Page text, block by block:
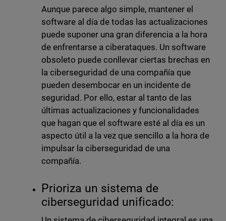
Aunque parece algo simple, mantener el
software al día de todas las actualizaciones
puede suponer una gran diferencia a la hora
de enfrentarse a ciberataques. Un software
obsoleto puede conllevar ciertas brechas en
la ciberseguridad de una compañía que
pueden desembocar en un incidente de
seguridad. Por ello, estar al tanto de las
últimas actualizaciones y funcionalidades
que hagan que el software esté al día es un
aspecto útil a la vez que sencillo a la hora de
impulsar la ciberseguridad de una
compañía.
Prioriza un sistema de
ciberseguridad unificado: